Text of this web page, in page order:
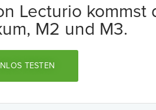
Lecturio kommst
M2 und M3.
TESTEN